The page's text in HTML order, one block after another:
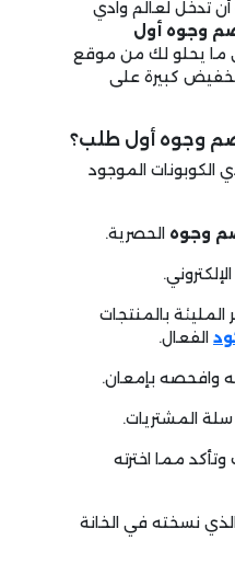
تدخل لعالم وادي
وجوه أول
ما يحلو لك من موقع
تخفيض كبيرة على
وجوه أول طلب؟
الكوبونات الموجود
وجوه الحصرية.
المليئة بالمنتجات
الفعال.
مما اخترته
نسخته في الخانة